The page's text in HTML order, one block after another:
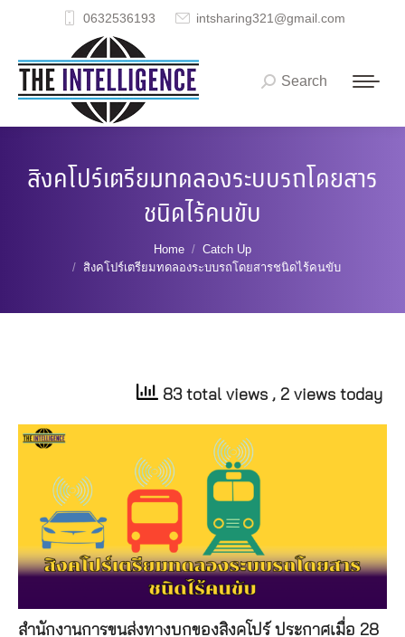
0632536193 intsharing321@gmail.com
Search:
Search
สิงคโปร์เตรียมทดลองระบบรถโดยสาร
ชนิดไร้คนขับ
Home
Catch Up
สิงคโปร์เตรียมทดลองระบบรถโดยสารชนิดไร้คนขับ
83 total views , 2 views today
สำนักงานการขนส่งทางบกของสิงคโปร์ ประกาศเมื่อ 28